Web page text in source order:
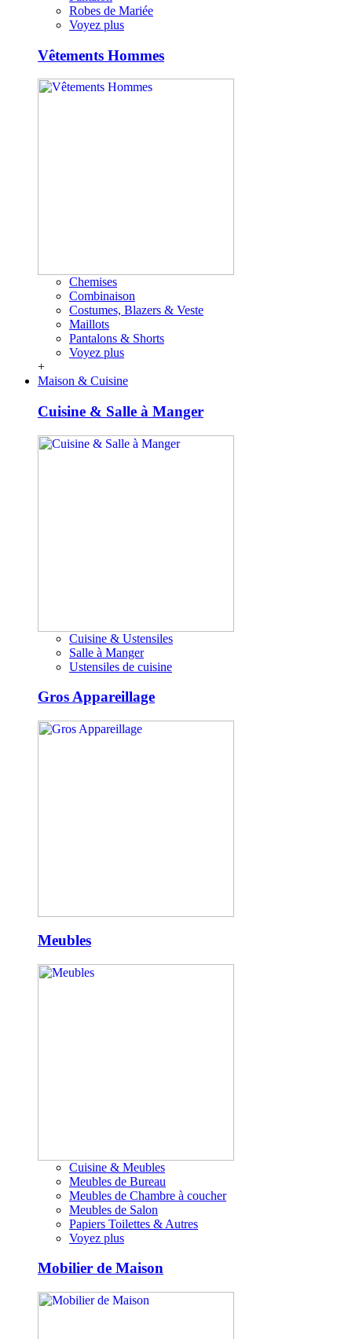
Robes de Mariée
Voyez plus
Vêtements Hommes
Chemises
Combinaison
Costumes, Blazers & Veste
Maillots
Pantalons & Shorts
Voyez plus
+
Maison & Cuisine
Cuisine & Salle à Manger
Cuisine & Ustensiles
Salle à Manger
Ustensiles de cuisine
Gros Appareillage
Meubles
Cuisine & Meubles
Meubles de Bureau
Meubles de Chambre à coucher
Meubles de Salon
Papiers Toilettes & Autres
Voyez plus
Mobilier de Maison